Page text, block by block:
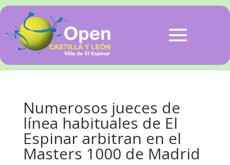
Numerosos jueces de
línea habituales de El
Espinar arbitran en el
Masters 1000 de Madrid